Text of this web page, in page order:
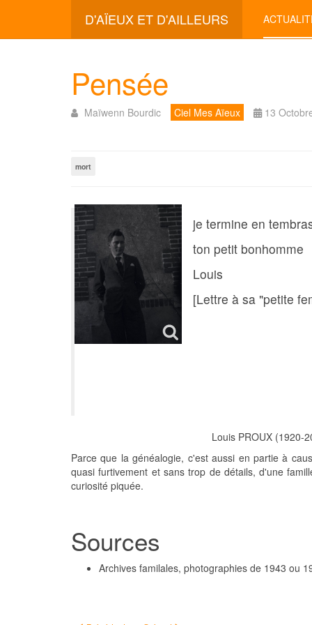
D'AÏEUX ET D'AILLEURS
Pensée
Maïwenn Bourdic Ciel Mes Aïeux 13
mort
je termine en
ton petit bonhomme
Louis
[Lettre à sa "petite
Louis PROUX (1920-
Parce que la généalogie, c'est aussi en partie à
quasi furtivement et sans trop de détails, d'une
curiosité piquée.
Sources
Archives familales, photographies de 1943 ou